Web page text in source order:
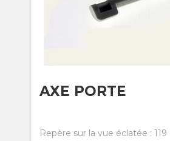
AXE PORTE
Repère sur la vue éclatée : 119